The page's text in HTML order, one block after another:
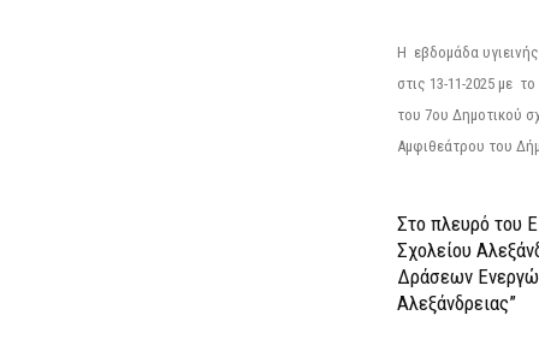
Η εβδομάδα
στις 13-11-2025 με
του 7ου Δημοτικού
Αμφιθεάτρου του
Στο πλευρό του
Σχολείου
Δράσεων
Αλεξάνδρειας”